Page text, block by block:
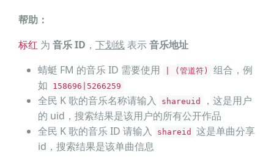
不再烦恼 与你紧紧依靠
一起书写 我们爱的美好
帮助：
标红 为 音乐 ID ， 下划线表示音乐地址
蜻蜓 FM 的音乐 ID 需要使用
| (管道符)
组合，例
如
158696|5266259
全民 K 歌的音乐名称请输入 shareuid
，这是用户
的 uid，搜索结果是该用户的所有公开作品
全民 K 歌的音乐 ID 请输入
shareid
这是单曲分享
id，搜索结果是该单曲信息